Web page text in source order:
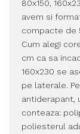
80x150,
avem si
compacte de
Cum alegi
cm ca sa
160x230 se
pe laterale.
antiderapant,
conteaza:
poliesterul